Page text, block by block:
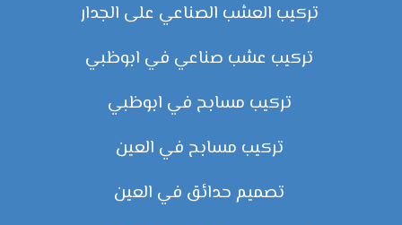
تركيب العشب الصناعي على الجدار
تركيب عشب صناعي في ابوظبي
تركيب مسابح في ابوظبي
تركيب مسابح في العين
تصميم حدائق في العين